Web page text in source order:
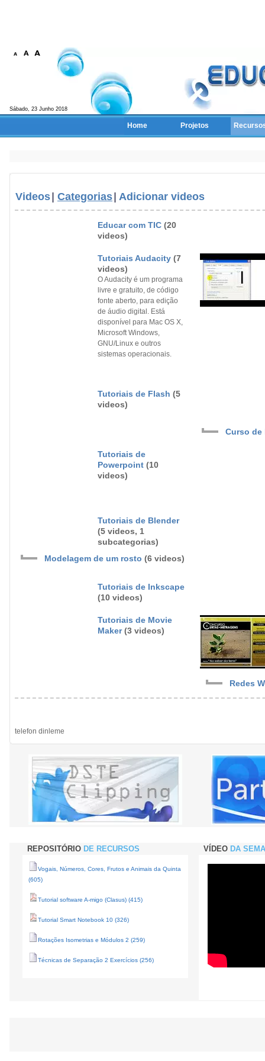
Sábado, 23 Junho 2018
Home Projetos
Videos Categorias Adicionar videos
Educar com TIC (20
videos)
Tutoriais Audacity (7
videos)
O Audacity é um programa
livre e gratuito, de código
fonte aberto, para edição
de áudio digital. Está
disponível para Mac OS X,
Microsoft Windows,
GNU/Linux e outros
sistemas operacionais.
Tutoriais de Flash (5
videos)
Curso de
Tutoriais de
Powerpoint (10
videos)
Tutoriais de Blender
(5 videos, 1
subcategorias)
Modelagem de um rosto (6 videos)
Tutoriais de Inkscape
(10 videos)
Tutoriais de Movie
Maker(3 videos)
Redes
telefon dinleme
REPOSITÓRIO DE RECURSOS
Vogais, Números, Cores, Frutos e Animais da Quinta
(605)
Tutorial software A-migo (Clasus) (415)
Tutorial Smart Notebook 10 (326)
Rotações Isometrias e Módulos 2 (259)
Técnicas de Separação 2 Exercícios (256)
VÍDEO DA